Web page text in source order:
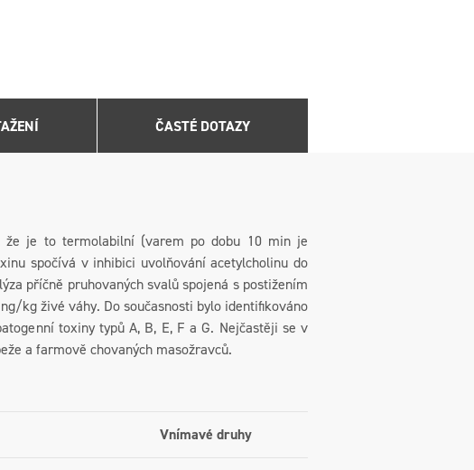
ČASTÉ DOTAZY
že je to termolabilní (varem po dobu 10 min je
spočívá v inhibici uvolňování acetylcholinu do
příčně pruhovaných svalů spojená s postižením
kg živé váhy. Do současnosti bylo identifikováno
toxiny typů A, B, E, F a G. Nejčastěji se v
a farmově chovaných masožravců.
Vnímavé druhy